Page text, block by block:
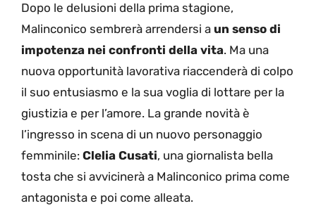
Dopo le delusioni della prima stagione,
Malinconico sembrerà arrendersi a un senso di
impotenza nei confronti della vita. Ma una
nuova opportunità lavorativa riaccenderà di colpo
il suo entusiasmo e la sua voglia di lottare per la
giustizia e per l’amore. La grande novità è
l’ingresso in scena di un nuovo personaggio
femminile: Clelia Cusati, una giornalista bella
tosta che si avvicinerà a Malinconico prima come
antagonista e poi come alleata.